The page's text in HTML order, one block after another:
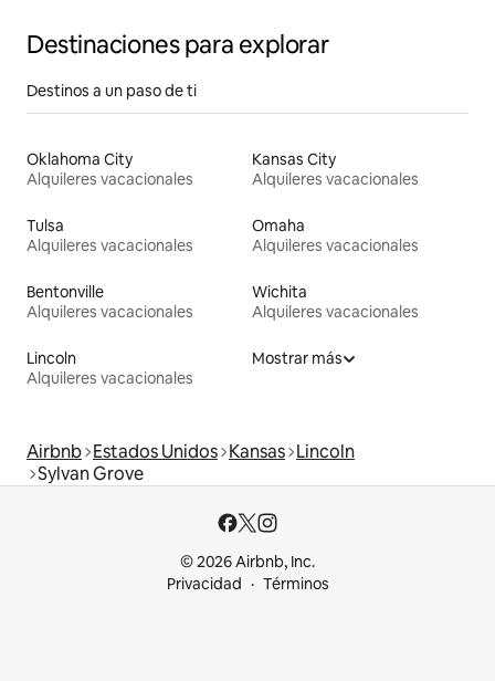
Destinaciones para explorar
Destinos a un paso de ti
Oklahoma City
Alquileres vacacionales
Kansas City
Alquileres vacacionales
Tulsa
Alquileres vacacionales
Omaha
Alquileres vacacionales
Bentonville
Alquileres vacacionales
Wichita
Alquileres vacacionales
Lincoln
Alquileres vacacionales
Mostrar más
Airbnb Estados Unidos Kansas Lincoln
Sylvan Grove
© 2026 Airbnb, Inc.
Privacidad
Términos